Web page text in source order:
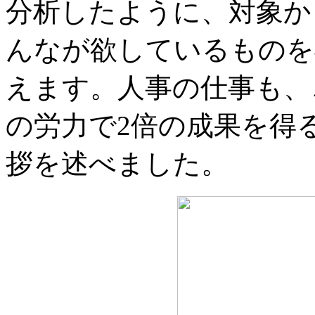
分析したように、対象
んなが欲しているもの
えます。人事の仕事も
の労力で2倍の成果を得
拶を述べました。